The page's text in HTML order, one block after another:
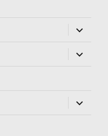
öffnen
öffnen
öffnen